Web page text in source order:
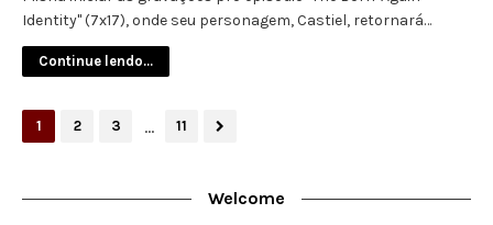
Identity" (7x17), onde seu personagem, Castiel, retornará…
Continue lendo...
1 2 3 ... 11
Welcome